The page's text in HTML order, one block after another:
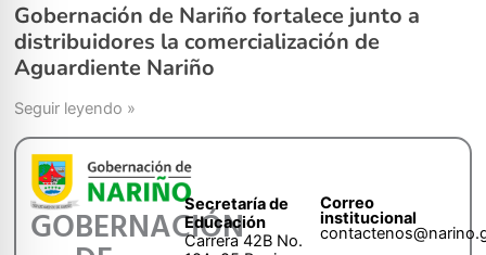
Gobernación de Nariño fortalece junto a
distribuidores la comercialización de
Aguardiente Nariño
Seguir leyendo »
GOBERNACIÓN
Secretaría de
Educación
Carrera 42B No.
Correo
institucional